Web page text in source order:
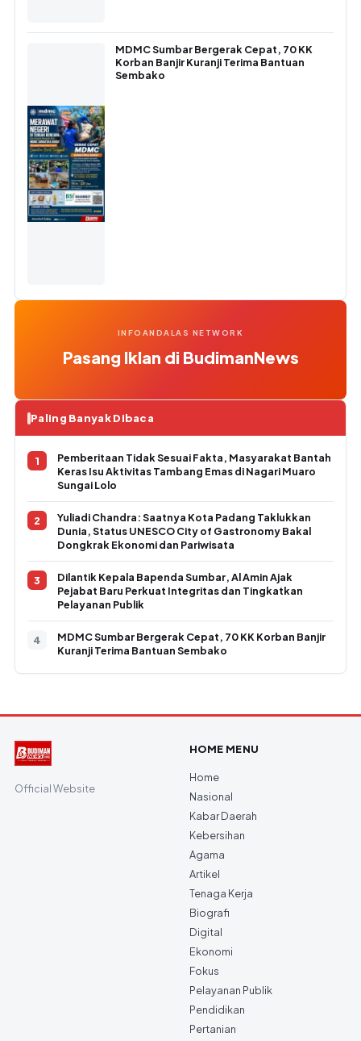
MDMC Sumbar Bergerak Cepat, 70 KK
Korban Banjir Kuranji Terima Bantuan
Sembako
INFOANDALAS NETWORK
Pasang Iklan di BudimanNews
Paling Banyak Dibaca
Pemberitaan Tidak Sesuai Fakta, Masyarakat Bantah
Keras Isu Aktivitas Tambang Emas di Nagari Muaro
Sungai Lolo
Yuliadi Chandra: Saatnya Kota Padang Taklukkan
Dunia, Status UNESCO City of Gastronomy Bakal
Dongkrak Ekonomi dan Pariwisata
Dilantik Kepala Bapenda Sumbar, Al Amin Ajak
Pejabat Baru Perkuat Integritas dan Tingkatkan
Pelayanan Publik
MDMC Sumbar Bergerak Cepat, 70 KK Korban Banjir
Kuranji Terima Bantuan Sembako
Official Website
HOME MENU
Home
Nasional
Kabar Daerah
Kebersihan
Agama
Artikel
Tenaga Kerja
Biografi
Digital
Ekonomi
Fokus
Pelayanan Publik
Pendidikan
Pertanian